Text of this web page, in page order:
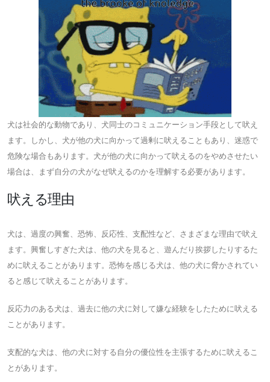
犬は社会的な動物であり、犬同士のコミュニケーション手段として吠え
ます。しかし、犬が他の犬に向かって過剰に吠えることもあり、迷惑で
危険な場合もあります。犬が他の犬に向かって吠えるのをやめさせたい
場合は、まず自分の犬がなぜ吠えるのかを理解する必要があります。
吠える理由
犬は、過度の興奮、恐怖、反応性、支配性など、さまざまな理由で吠え
ます。興奮しすぎた犬は、他の犬を見ると、遊んだり挨拶したりするた
めに吠えることがあります。恐怖を感じる犬は、他の犬に脅かされてい
ると感じて吠えることがあります。
反応力のある犬は、過去に他の犬に対して嫌な経験をしたために吠える
ことがあります。
支配的な犬は、他の犬に対する自分の優位性を主張するために吠えるこ
とがあります。